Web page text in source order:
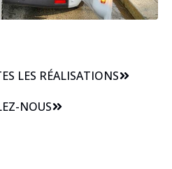
LES RÉALISATIONS
NOUS